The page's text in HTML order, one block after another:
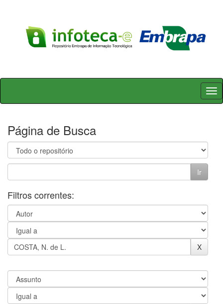
Skip
Página de Busca
Filtros correntes: